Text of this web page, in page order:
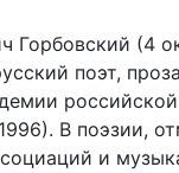
Горбовский (4
поэт,
российской
В поэзии,
и